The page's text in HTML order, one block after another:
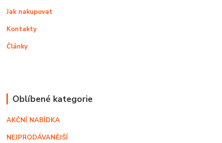
Jak nakupovat
Kontakty
Články
Oblíbené kategorie
AKČNÍ NABÍDKA
NEJPRODÁVANĚJŠÍ